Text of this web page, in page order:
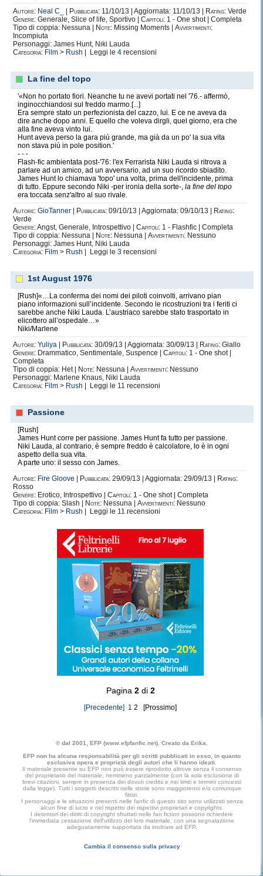
Autore: Neal C_ Pubblicata: 11/10/13 | Aggiornata: 11/10/13 | Rating: Verde
Genere: Generale, Slice of life, Sportivo | Capitoli: 1 - One shot | Completa
Tipo di coppia: Nessuna |
Note: Missing Moments | Avvertimenti:
Incompiuta
Personaggi: James Hunt, Niki Lauda
Categoria: Film > Rush | Leggi le 4 recensioni
La fine del topo
'«Non ho portato fiori. Neanche tu ne avevi portati nel '76.- affermò,
inginocchiandosi sul freddo marmo.[...]
Era sempre stato un perfezionista del cazzo, lui. E ce ne aveva da
dire anche dopo anni. E quello che voleva dirgli, quel giorno, era che
alla fine aveva vinto lui.
Hunt aveva perso la gara più grande, ma già da un po' la sua vita
non stava più in pole position.'
- - -
Flash-fic ambientata post-'76: l'ex Ferrarista Niki Lauda si ritrova a
parlare ad un amico, ad un avversario, ad un suo ricordo sbiadito.
James Hunt lo chiamava 'topo' una volta, prima dell'incidente, prima
di tutto. Eppure secondo Niki -per ironia della sorte-, la fine del topo
era toccata senz'altro al suo rivale.
Autore: GioTanner Pubblicata: 09/10/13 | Aggiornata: 09/10/13 |
Rating:
Verde
Genere:Angst, Generale, Introspettivo | Capitoli: 1 - Flashfic | Completa
Tipo di coppia: Nessuna |
Note: Nessuna | Avvertimenti: Nessuno
Personaggi: James Hunt, Niki Lauda
Categoria: Film > Rush | Leggi le 3 recensioni
1st August 1976
[Rush]«…La conferma dei nomi dei piloti coinvolti, arrivano pian
piano informazioni sull’incidente. Secondo le ricostruzioni tra i feriti ci
sarebbe anche Niki Lauda. L’austriaco sarebbe stato trasportato in
elicottero all’ospedale…»
Niki/Marlene
Autore: Yuliya Pubblicata: 30/09/13 | Aggiornata: 30/09/13 | Rating: Giallo
Genere: Drammatico, Sentimentale, Suspence | Capitoli: 1 - One shot |
Completa
Tipo di coppia: Het |
Note: Nessuna | Avvertimenti: Nessuno
Personaggi: Marlene Knaus, Niki Lauda
Categoria: Film > Rush | Leggi le 11 recensioni
Passione
[Rush]
James Hunt corre per passione. James Hunt fa tutto per passione.
Niki Lauda, al contrario, è sempre freddo è calcolatore, lo è in ogni
aspetto della sua vita.
A parte uno: il sesso con James.
Autore: Fire Gloove Pubblicata: 29/09/13 | Aggiornata: 29/09/13 |
Rating:
Rosso
Genere: Erotico, Introspettivo | Capitoli: 1 - One shot | Completa
Tipo di coppia: Slash |
Note: Nessuna | Avvertimenti: Nessuno
Categoria: Film > Rush | Leggi le 11 recensioni
Pagina 2di 2
[Precedente] 1 2 [Prossimo]
© dal 2001, EFP (www.efpfanfic.net). Creato da Erika.
EFP non ha alcuna responsabilità per gli scritti pubblicati in esso, in quanto
esclusiva opera e proprietà degli autori che li hanno ideati.
Il materiale presente su EFP non può essere riprodotto altrove senza il consenso
del proprietario del materiale, nemmeno parzialmente (con la sola esclusione di
brevi citazioni, sempre in presenza dei dovuti credits e nei limiti e termini concessi
dalla legge). Tutti i soggetti descritti nelle storie sono maggiorenni e/o comunque
fittizi.
I personaggi e le situazioni presenti nelle fanfic di questo sito sono utilizzati senza
alcun fine di lucro e nel rispetto dei rispettivi proprietari e copyrights.
I detentori dei diritti di copyright sfruttati nelle fan fiction possono richiedere
l'immediata cessazione dell'utilizzo del loro materiale, con una segnalazione
adeguatamente supportata da inoltrare ad EFP.
Cambia il consenso sulla privacy